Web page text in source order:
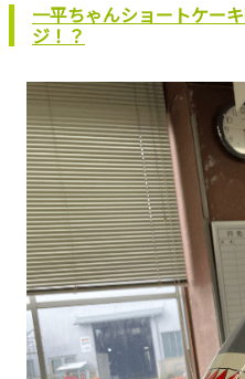
一平ちゃんショートケー
ジ！？